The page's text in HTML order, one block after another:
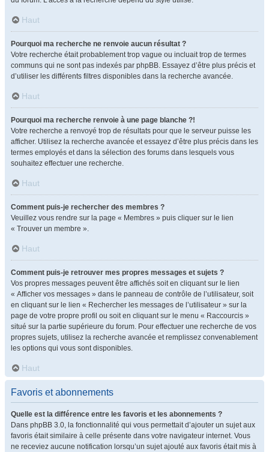
Haut
Pourquoi ma recherche ne renvoie aucun résultat ?
Votre recherche était probablement trop vague ou incluait trop de termes
communs qui ne sont pas indexés par phpBB. Essayez d’être plus précis et
d’utiliser les différents filtres disponibles dans la recherche avancée.
Haut
Pourquoi ma recherche renvoie à une page blanche ?!
Votre recherche a renvoyé trop de résultats pour que le serveur puisse les
afficher. Utilisez la recherche avancée et essayez d’être plus précis dans les
termes employés et dans la sélection des forums dans lesquels vous
souhaitez effectuer une recherche.
Haut
Comment puis-je rechercher des membres ?
Veuillez vous rendre sur la page « Membres » puis cliquer sur le lien
« Trouver un membre ».
Haut
Comment puis-je retrouver mes propres messages et sujets ?
Vos propres messages peuvent être affichés soit en cliquant sur le lien
« Afficher vos messages » dans le panneau de contrôle de l’utilisateur, soit
en cliquant sur le lien « Rechercher les messages de l’utilisateur » sur la
page de votre propre profil ou soit en cliquant sur le menu « Raccourcis »
situé sur la partie supérieure du forum. Pour effectuer une recherche de vos
propres sujets, utilisez la recherche avancée et remplissez convenablement
les options qui vous sont disponibles.
Haut
Favoris et abonnements
Quelle est la différence entre les favoris et les abonnements ?
Dans phpBB 3.0, la fonctionnalité qui vous permettait d’ajouter un sujet aux
favoris était similaire à celle présente dans votre navigateur internet. Vous
ne receviez aucune notification lorsqu’un sujet ajouté aux favoris était mis à